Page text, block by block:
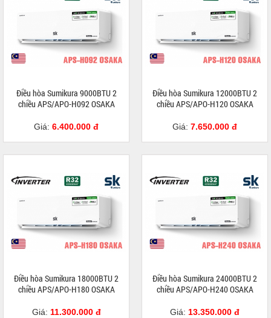
Điều hòa Sumikura 9000BTU 2
chiều APS/APO-H092 OSAKA
Giá: 6.400.000 đ
Điều hòa Sumikura 12000BTU 2
chiều APS/APO-H120 OSAKA
Giá: 7.650.000 đ
Điều hòa Sumikura 18000BTU 2
chiều APS/APO-H180 OSAKA
Giá: 11.300.000 đ
Điều hòa Sumikura 24000BTU 2
chiều APS/APO-H240 OSAKA
Giá: 13.350.000 đ